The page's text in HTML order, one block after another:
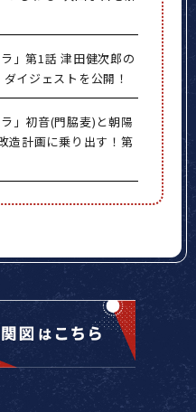
」第1話 津田健次郎の
イジェストを公開！
」初音(門脇麦)と朝陽
造計画に乗り出す！第